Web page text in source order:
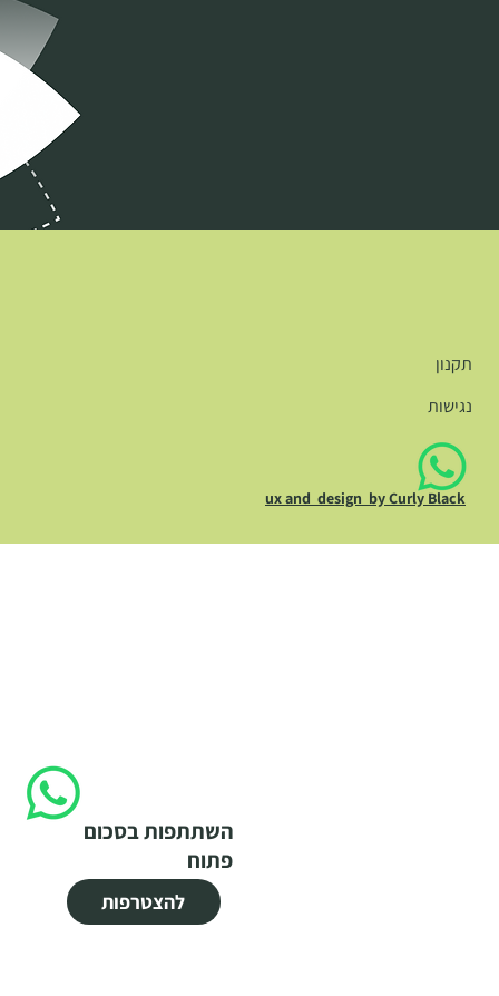
ux and design by Curly Black
תקנון
נגישות
השתתפות בסכום
פתוח
להצטרפות